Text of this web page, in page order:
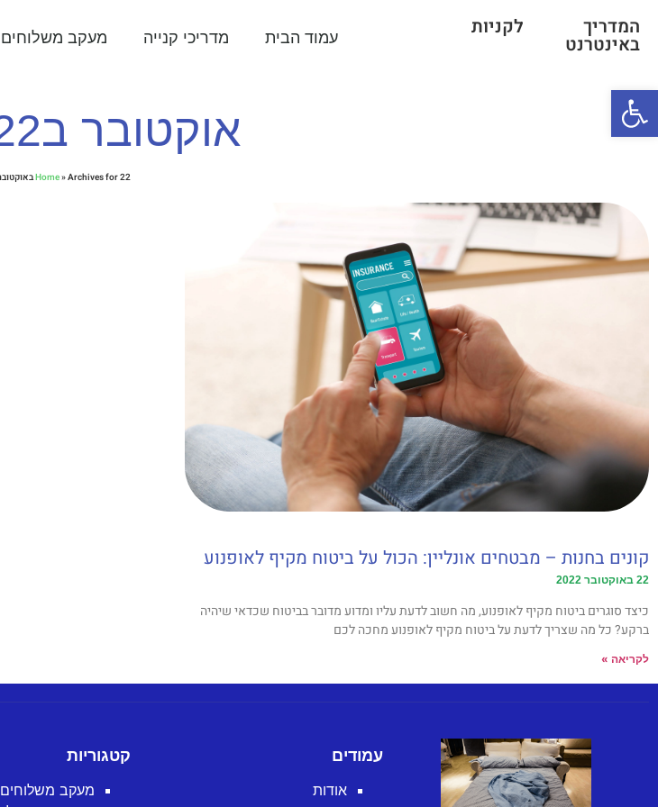
פתח סרגל נגישות
המדריך לקניות
באינטרנט עמוד הבית מדריכי קנייה מעקב משלוחים
אוקטובר ב22, 2022
Home»Archives for 22 באוקטובר 2022
קונים בחנות – מבטחים אונליין: הכול על ביטוח מקיף לאופנוע
22 באוקטובר 2022
כיצד סוגרים ביטוח מקיף לאופנוע, מה חשוב לדעת עליו ומדוע מדובר בביטוח שכדאי שיהיה
ברקע? כל מה שצריך לדעת על ביטוח מקיף לאופנוע מחכה לכם
לקריאה »
עמודים
אודות
קטגוריות
מעקב משלוחים